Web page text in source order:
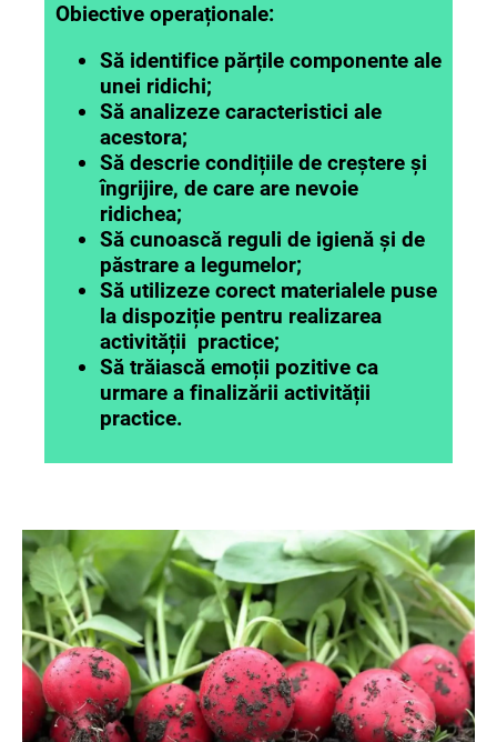
Obiective operaționale:
Să identifice părțile componente ale
unei ridichi;
Să analizeze caracteristici ale
acestora;
Să descrie condițiile de creștere și
îngrijire, de care are nevoie
ridichea;
Să cunoască reguli de igienă și de
păstrare a legumelor;
Să utilizeze corect materialele puse
la dispoziție pentru realizarea
activității practice;
Să trăiască emoții pozitive ca
urmare a finalizării activității
practice.